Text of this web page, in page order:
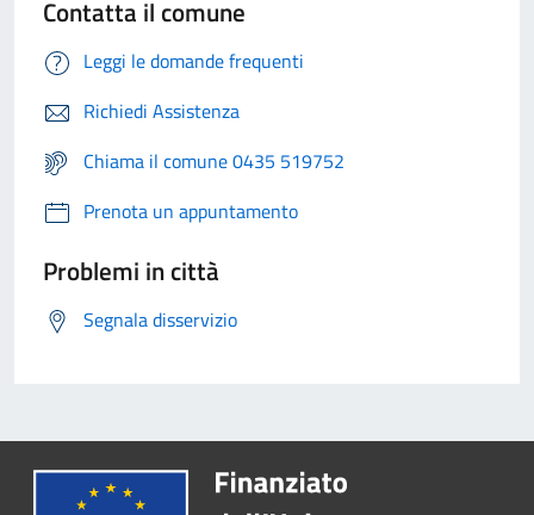
Contatta il comune
Leggi le domande frequenti
Richiedi Assistenza
Chiama il comune 0435 519752
Prenota un appuntamento
Problemi in città
Segnala disservizio